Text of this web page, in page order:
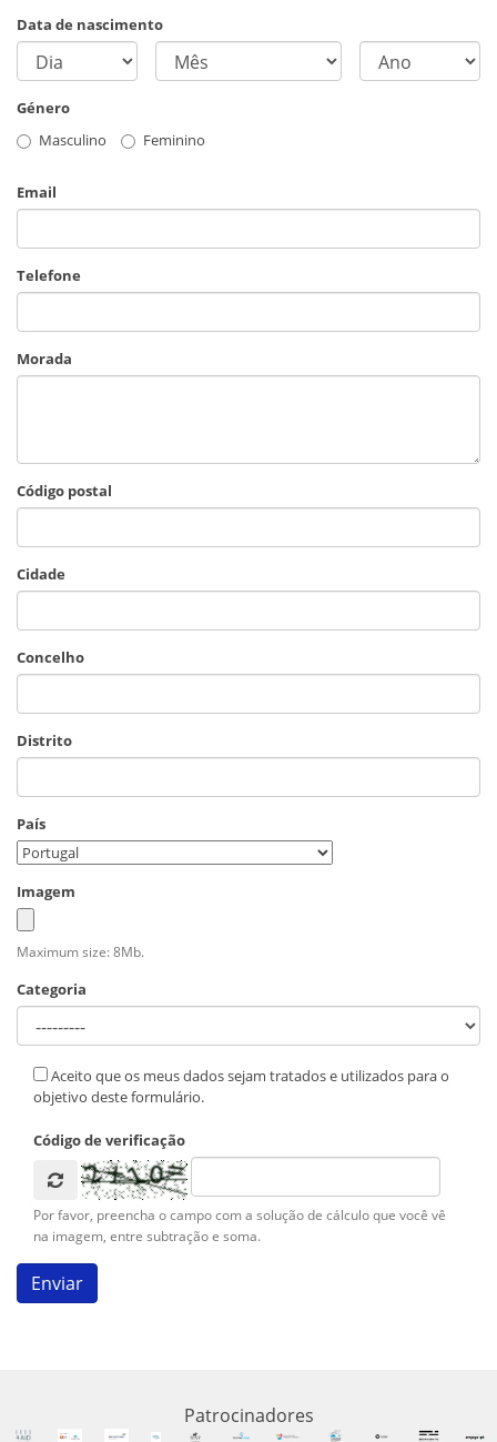
Data de nascimento
Género
Masculino
Feminino
Email
Telefone
Morada
Código postal
Cidade
Concelho
Distrito
País
Imagem
Maximum size: 8Mb.
Categoria
Aceito que os meus dados sejam tratados e utilizados para o
objetivo deste formulário.
Código de verificação
Por favor, preencha o campo com a solução de cálculo que você vê
na imagem, entre subtração e soma.
Patrocinadores